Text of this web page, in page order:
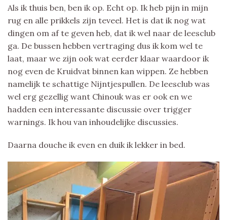
Als ik thuis ben, ben ik op. Echt op. Ik heb pijn in mijn
rug en alle prikkels zijn teveel. Het is dat ik nog wat
dingen om af te geven heb, dat ik wel naar de leesclub
ga. De bussen hebben vertraging dus ik kom wel te
laat, maar we zijn ook wat eerder klaar waardoor ik
nog even de Kruidvat binnen kan wippen. Ze hebben
namelijk te schattige Nijntjespullen. De leesclub was
wel erg gezellig want Chinouk was er ook en we
hadden een interessante discussie over trigger
warnings. Ik hou van inhoudelijke discussies.
Daarna douche ik even en duik ik lekker in bed.